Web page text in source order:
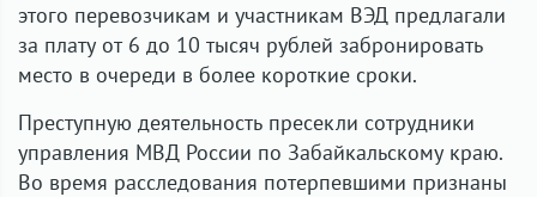
этого перевозчикам и участникам ВЭД предлагали
за плату от 6 до 10 тысяч рублей забронировать
место в очереди в более короткие сроки.
Преступную деятельность пресекли сотрудники
управления МВД России по Забайкальскому краю.
Во время расследования потерпевшими признаны